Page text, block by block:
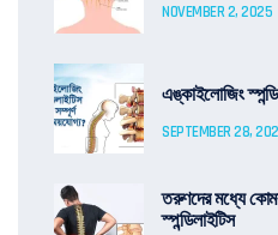
NOVEMBER 2, 2025
এঙ্কাইলোজিং
SEPTEMBER 28,
তরুণদের মধ্যে
স্পন্ডিলাইটিস